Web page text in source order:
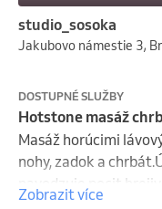
studio_sosoka
Jakubovo námestie 3,
DOSTUPNÉ SLUŽBY
Hotstone masáž
Masáž horúcimi
nohy, zadok a
navodzuje pocit
stvorená do dní, keď
Zobrazit více